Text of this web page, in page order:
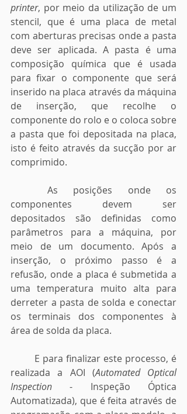
printer, por meio da utilização de um
stencil, que é uma placa de metal
com aberturas precisas onde a pasta
deve ser aplicada. A pasta é uma
composição química que é usada
para fixar o componente que será
inserido na placa através da máquina
de inserção, que recolhe o
componente do rolo e o coloca sobre
a pasta que foi depositada na placa,
isto é feito através da sucção por ar
comprimido.
componentes devem ser
depositados são definidas como
parâmetros para a máquina, por
meio de um documento. Após a
inserção, o próximo passo é a
refusão, onde a placa é submetida a
uma temperatura muito alta para
derreter a pasta de solda e conectar
os terminais dos componentes à
área de solda da placa.
realizada a AOI (Automated Optical
Inspection - Inspeção Óptica
Automatizada), que é feita através de